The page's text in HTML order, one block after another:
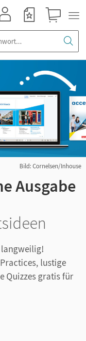
Bild: Cornelsen/Inhouse
Ausgabe
lustige
Quizzes gratis für